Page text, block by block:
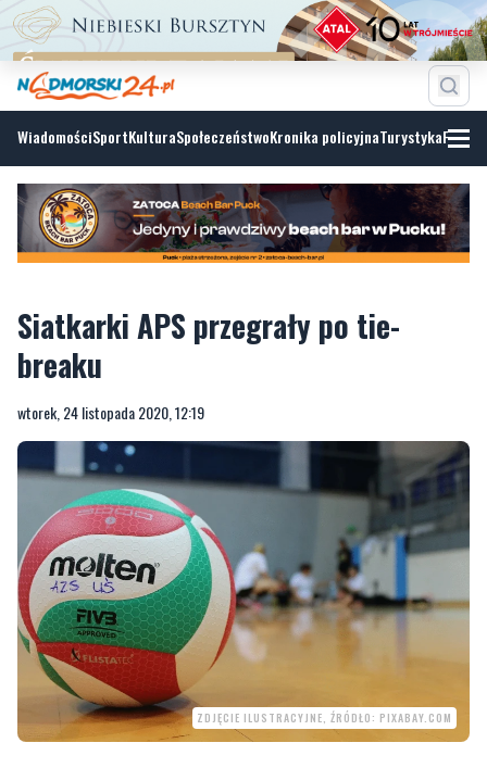
WiadomościSportKulturaSpołeczeństwoKronika policyjnaTurystyka
Siatkarki APS przegrały po tie-
breaku
wtorek, 24 listopada 2020, 12:19
ZDJĘCIE ILUSTRACYJNE, ŹRÓDŁO: PIXABAY.COM